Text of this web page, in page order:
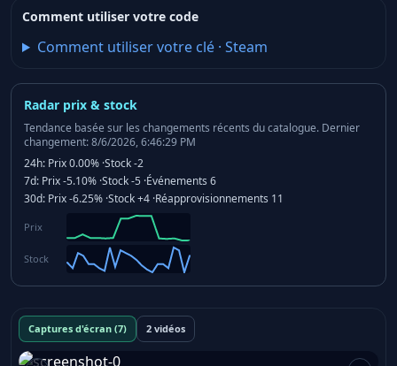
Radar prix & stock
Tendance basée sur les changements récents du catalogue. Dernier
changement: 8/6/2026, 6:46:29 PM
24h: Prix0.00% ·Stock-2
7d: Prix-5.10% ·Stock-5 ·Événements 6
30d: Prix-6.25% ·Stock+4 ·Réapprovisionnements 11
Prix
Stock
Captures d'écran (7) 2 vidéos
Comment utiliser votre code
Comment utiliser votre clé· Steam